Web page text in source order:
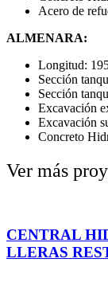
Acero de
ALMENARA:
Longitud:
Sección
Sección
Excavación
Excavación
Concreto
Ver más
CENTRAL
LLERAS